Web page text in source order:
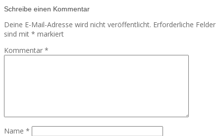
Schreibe einen Kommentar
Deine E-Mail-Adresse wird nicht veröffentlicht. Erforderliche Felder
sind mit * markiert
Kommentar *
Name *